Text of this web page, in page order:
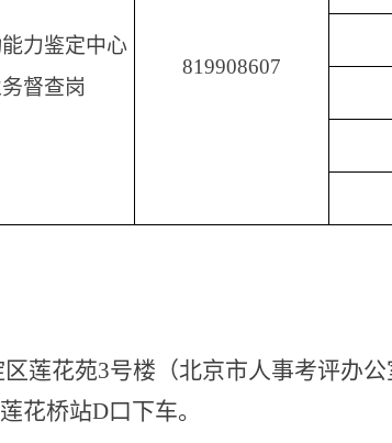
力鉴定中心
督查岗
819908607
莲花苑3号楼（北京市人事考评办
花桥站D口下车。